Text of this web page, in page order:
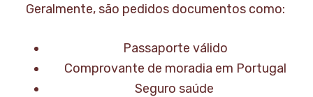
Geralmente, são pedidos documentos como:
Passaporte válido
Comprovante de moradia em Portugal
Seguro saúde